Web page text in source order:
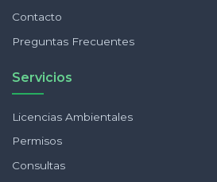
Contacto
Preguntas Frecuentes
Servicios
Licencias Ambientales
Permisos
Consultas